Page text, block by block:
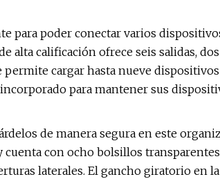
para poder conectar varios
alta calificación ofrece seis salidas,
permite cargar hasta nueve
para mantener sus
de manera segura en este
cuenta con ocho bolsillos
laterales. El gancho giratorio en